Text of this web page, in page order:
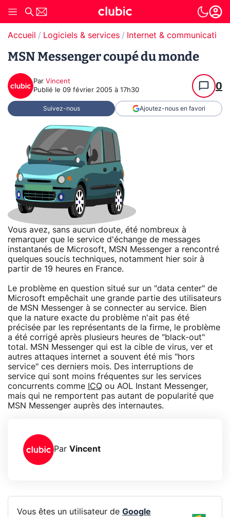
Accueil Logiciels & services Internet & communication
MSN Messenger coupé du monde
Par Vincent
Publié le 09 février 2005 à 17h30 0
Suivez-nous Ajoutez-nous en favori
Vous avez, sans aucun doute, été nombreux à
remarquer que le service d'échange de messages
instantanés de Microsoft, MSN Messenger a rencontré
quelques soucis techniques, notamment hier soir à
partir de 19 heures en France.
Le problème en question situé sur un "data center" de
Microsoft empêchait une grande partie des utilisateurs
de MSN Messenger à se connecter au service. Bien
que la nature exacte du problème n'ait pas été
précisée par les représentants de la firme, le problème
a été corrigé après plusieurs heures de "black-out"
total. MSN Messenger qui est la cible de virus, ver et
autres attaques internet a souvent été mis "hors
service" ces derniers mois. Des interruptions de
service qui sont moins fréquentes sur les services
concurrents comme
ICQ ou AOL Instant Messenger,
mais qui ne remportent pas autant de popularité que
MSN Messenger auprès des internautes.
Par Vincent
Vous êtes un utilisateur de Google